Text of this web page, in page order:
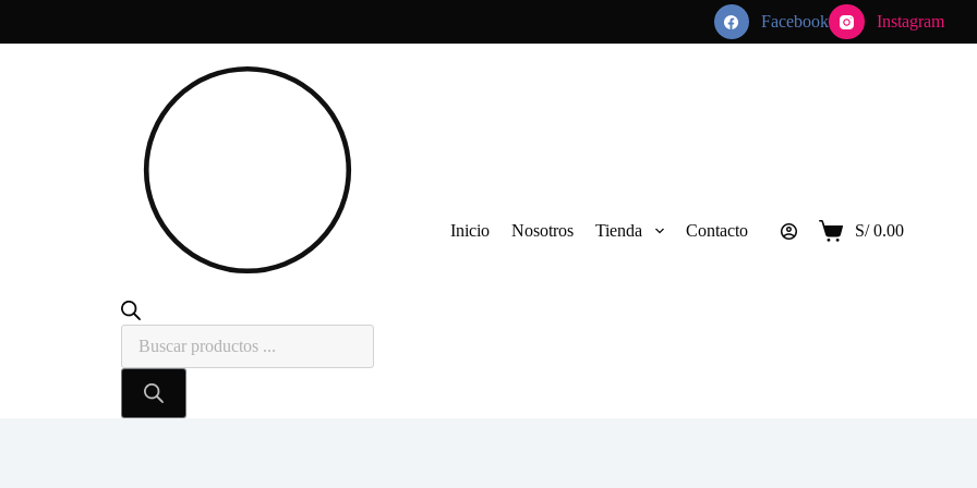
Facebook Instagram
Búsqueda
productos
Inicio Nosotros Tienda Contacto
CarroS/0.00